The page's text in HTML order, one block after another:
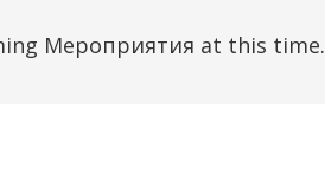
Мероприятия at this time.